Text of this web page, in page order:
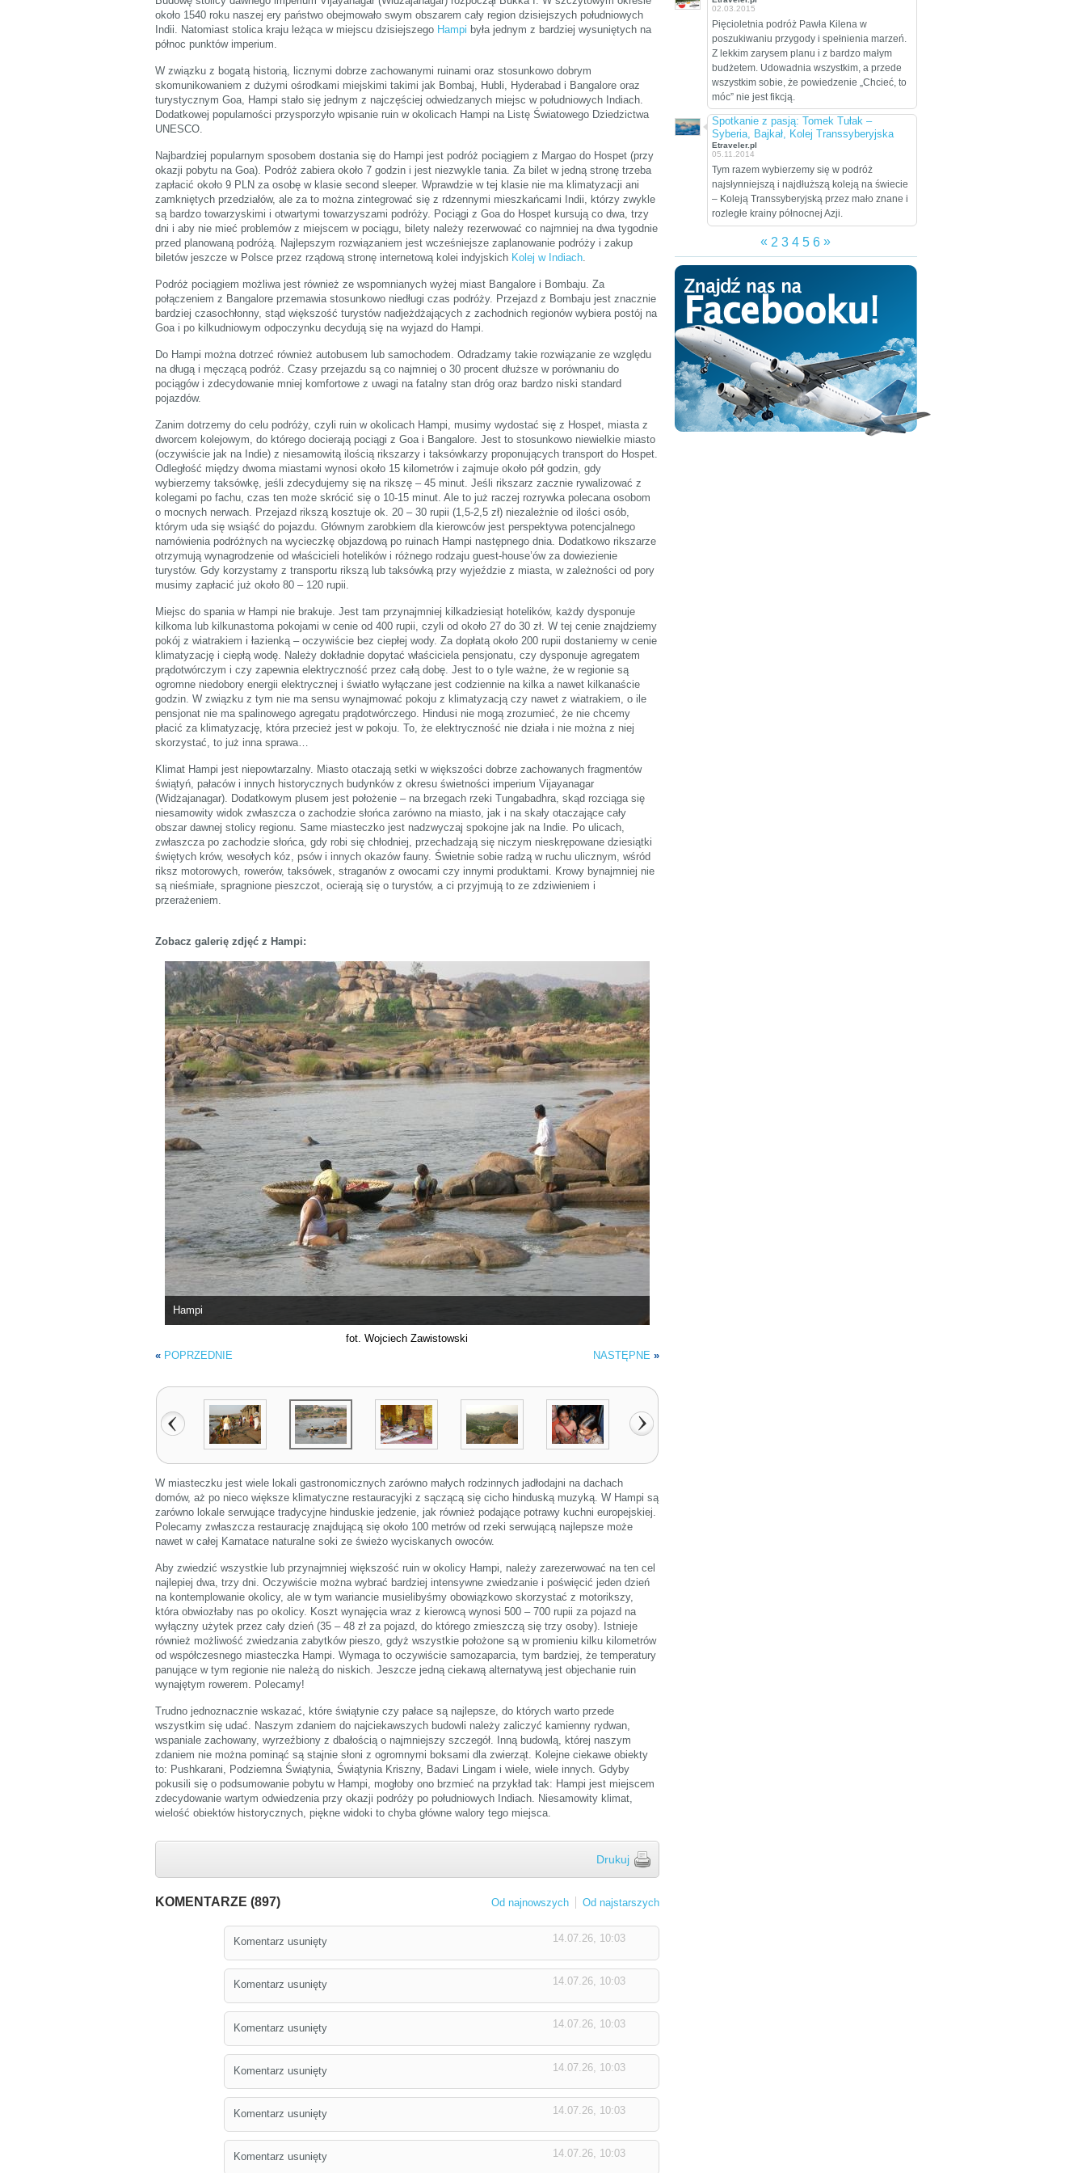
około 1540 roku naszej ery państwo obejmowało swym obszarem cały region dzisiejszych południowych
Indii. Natomiast stolica kraju leżąca w miejscu dzisiejszego Hampi była jednym z bardziej wysuniętych na
północ punktów imperium.
W związku z bogatą historią, licznymi dobrze zachowanymi ruinami oraz stosunkowo dobrym
skomunikowaniem z dużymi ośrodkami miejskimi takimi jak Bombaj, Hubli, Hyderabad i Bangalore oraz
turystycznym Goa, Hampi stało się jednym z najczęściej odwiedzanych miejsc w południowych Indiach.
Dodatkowej popularności przysporzyło wpisanie ruin w okolicach Hampi na Listę Światowego Dziedzictwa
UNESCO.
Najbardziej popularnym sposobem dostania się do Hampi jest podróż pociągiem z Margao do Hospet (przy
okazji pobytu na Goa). Podróż zabiera około 7 godzin i jest niezwykle tania. Za bilet w jedną stronę trzeba
zapłacić około 9 PLN za osobę w klasie second sleeper. Wprawdzie w tej klasie nie ma klimatyzacji ani
zamkniętych przedziałów, ale za to można zintegrować się z rdzennymi mieszkańcami Indii, którzy zwykle
są bardzo towarzyskimi i otwartymi towarzyszami podróży. Pociągi z Goa do Hospet kursują co dwa, trzy
dni i aby nie mieć problemów z miejscem w pociągu, bilety należy rezerwować co najmniej na dwa tygodnie
przed planowaną podróżą. Najlepszym rozwiązaniem jest wcześniejsze zaplanowanie podróży i zakup
biletów jeszcze w Polsce przez rządową stronę internetową kolei indyjskich Kolej w Indiach
Podróż pociągiem możliwa jest również ze wspomnianych wyżej miast Bangalore i Bombaju. Za
połączeniem z Bangalore przemawia stosunkowo niedługi czas podróży. Przejazd z Bombaju jest znacznie
bardziej czasochłonny, stąd większość turystów nadjeżdżających z zachodnich regionów wybiera postój na
Goa i po kilkudniowym odpoczynku decydują się na wyjazd do Hampi.
Do Hampi można dotrzeć również autobusem lub samochodem. Odradzamy takie rozwiązanie ze względu
na długą i męczącą podróż. Czasy przejazdu są co najmniej o 30 procent dłuższe w porównaniu do
pociągów i zdecydowanie mniej komfortowe z uwagi na fatalny stan dróg oraz bardzo niski standard
pojazdów.
Zanim dotrzemy do celu podróży, czyli ruin w okolicach Hampi, musimy wydostać się z Hospet, miasta z
dworcem kolejowym, do którego docierają pociągi z Goa i Bangalore. Jest to stosunkowo niewielkie miasto
(oczywiście jak na Indie) z niesamowitą ilością rikszarzy i taksówkarzy proponujących transport do Hospet.
Odległość między dwoma miastami wynosi około 15 kilometrów i zajmuje około pół godzin, gdy
wybierzemy taksówkę, jeśli zdecydujemy się na rikszę – 45 minut. Jeśli rikszarz zacznie rywalizować z
kolegami po fachu, czas ten może skrócić się o 10-15 minut. Ale to już raczej rozrywka polecana osobom
o mocnych nerwach. Przejazd rikszą kosztuje ok. 20 – 30 rupii (1,5-2,5 zł) niezależnie od ilości osób,
którym uda się wsiąść do pojazdu. Głównym zarobkiem dla kierowców jest perspektywa potencjalnego
namówienia podróżnych na wycieczkę objazdową po ruinach Hampi następnego dnia. Dodatkowo rikszarze
otrzymują wynagrodzenie od właścicieli hotelików i różnego rodzaju guest-house’ów za dowiezienie
turystów. Gdy korzystamy z transportu rikszą lub taksówką przy wyjeździe z miasta, w zależności od pory
musimy zapłacić już około 80 – 120 rupii.
Miejsc do spania w Hampi nie brakuje. Jest tam przynajmniej kilkadziesiąt hotelików, każdy dysponuje
kilkoma lub kilkunastoma pokojami w cenie od 400 rupii, czyli od około 27 do 30 zł. W tej cenie znajdziemy
pokój z wiatrakiem i łazienką – oczywiście bez ciepłej wody. Za dopłatą około 200 rupii dostaniemy w cenie
klimatyzację i ciepłą wodę. Należy dokładnie dopytać właściciela pensjonatu, czy dysponuje agregatem
prądotwórczym i czy zapewnia elektryczność przez całą dobę. Jest to o tyle ważne, że w regionie są
ogromne niedobory energii elektrycznej i światło wyłączane jest codziennie na kilka a nawet kilkanaście
godzin. W związku z tym nie ma sensu wynajmować pokoju z klimatyzacją czy nawet z wiatrakiem, o ile
pensjonat nie ma spalinowego agregatu prądotwórczego. Hindusi nie mogą zrozumieć, że nie chcemy
płacić za klimatyzację, która przecież jest w pokoju. To, że elektryczność nie działa i nie można z niej
skorzystać, to już inna sprawa…
Klimat Hampi jest niepowtarzalny. Miasto otaczają setki w większości dobrze zachowanych fragmentów
świątyń, pałaców i innych historycznych budynków z okresu świetności imperium Vijayanagar
(Widżajanagar). Dodatkowym plusem jest położenie – na brzegach rzeki Tungabadhra, skąd rozciąga się
niesamowity widok zwłaszcza o zachodzie słońca zarówno na miasto, jak i na skały otaczające cały
obszar dawnej stolicy regionu. Same miasteczko jest nadzwyczaj spokojne jak na Indie. Po ulicach,
zwłaszcza po zachodzie słońca, gdy robi się chłodniej, przechadzają się niczym nieskrępowane dziesiątki
świętych krów, wesołych kóz, psów i innych okazów fauny. Świetnie sobie radzą w ruchu ulicznym, wśród
riksz motorowych, rowerów, taksówek, straganów z owocami czy innymi produktami. Krowy bynajmniej nie
są nieśmiałe, spragnione pieszczot, ocierają się o turystów, a ci przyjmują to ze zdziwieniem i
przerażeniem.
Zobacz galerię zdjęć z Hampi:
Hampi
fot. Wojciech Zawistowski
« POPRZEDNIE NASTĘPNE »
W miasteczku jest wiele lokali gastronomicznych zarówno małych rodzinnych jadłodajni na dachach
domów, aż po nieco większe klimatyczne restauracyjki z sączącą się cicho hinduską muzyką. W Hampi są
zarówno lokale serwujące tradycyjne hinduskie jedzenie, jak również podające potrawy kuchni europejskiej.
Polecamy zwłaszcza restaurację znajdującą się około 100 metrów od rzeki serwującą najlepsze może
nawet w całej Karnatace naturalne soki ze świeżo wyciskanych owoców.
Aby zwiedzić wszystkie lub przynajmniej większość ruin w okolicy Hampi, należy zarezerwować na ten cel
najlepiej dwa, trzy dni. Oczywiście można wybrać bardziej intensywne zwiedzanie i poświęcić jeden dzień
na kontemplowanie okolicy, ale w tym wariancie musielibyśmy obowiązkowo skorzystać z motorikszy,
która obwiozłaby nas po okolicy. Koszt wynajęcia wraz z kierowcą wynosi 500 – 700 rupii za pojazd na
wyłączny użytek przez cały dzień (35 – 48 zł za pojazd, do którego zmieszczą się trzy osoby). Istnieje
również możliwość zwiedzania zabytków pieszo, gdyż wszystkie położone są w promieniu kilku kilometrów
od współczesnego miasteczka Hampi. Wymaga to oczywiście samozaparcia, tym bardziej, że temperatury
panujące w tym regionie nie należą do niskich. Jeszcze jedną ciekawą alternatywą jest objechanie ruin
wynajętym rowerem. Polecamy!
Trudno jednoznacznie wskazać, które świątynie czy pałace są najlepsze, do których warto przede
wszystkim się udać. Naszym zdaniem do najciekawszych budowli należy zaliczyć kamienny rydwan,
wspaniale zachowany, wyrzeźbiony z dbałością o najmniejszy szczegół. Inną budowlą, której naszym
zdaniem nie można pominąć są stajnie słoni z ogromnymi boksami dla zwierząt. Kolejne ciekawe obiekty
to: Pushkarani, Podziemna Świątynia, Świątynia Kriszny, Badavi Lingam i wiele, wiele innych. Gdyby
pokusili się o podsumowanie pobytu w Hampi, mogłoby ono brzmieć na przykład tak: Hampi jest miejscem
zdecydowanie wartym odwiedzenia przy okazji podróży po południowych Indiach. Niesamowity klimat,
wielość obiektów historycznych, piękne widoki to chyba główne walory tego miejsca.
Drukuj
KOMENTARZE (897) Od najnowszych Od najstarszych
14.07.26, 10:03
Komentarz usunięty
14.07.26, 10:03
Komentarz usunięty
14.07.26, 10:03
Komentarz usunięty
14.07.26, 10:03
Komentarz usunięty
14.07.26, 10:03
Komentarz usunięty
14.07.26, 10:03
Komentarz usunięty
Zjednoczone, które
zamierzają przejechać
wzdłuż i wszerz w
trakcie dwumiesięcznej
eskapady.
02.03.2015
Pięcioletnia podróż Pawła Kilena w
poszukiwaniu przygody i spełnienia marzeń.
Z lekkim zarysem planu i z bardzo małym
budżetem. Udowadnia wszystkim, a przede
wszystkim sobie, że powiedzenie „Chcieć, to
móc” nie jest fikcją.
Spotkanie z pasją: Tomek Tułak –
Syberia, Bajkał, Kolej Transsyberyjska
Etraveler.pl
05.11.2014
Tym razem wybierzemy się w podróż
najsłynniejszą i najdłuższą koleją na świecie
– Koleją Transsyberyjską przez mało znane i
rozległe krainy północnej Azji.
« 2 3 4 5 6 »